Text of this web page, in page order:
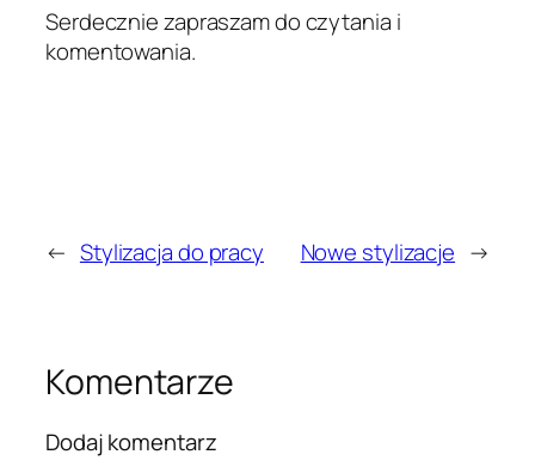
Serdecznie zapraszam do czytania i
komentowania.
← Stylizacja do pracy Nowe stylizacje →
Komentarze
Dodaj komentarz